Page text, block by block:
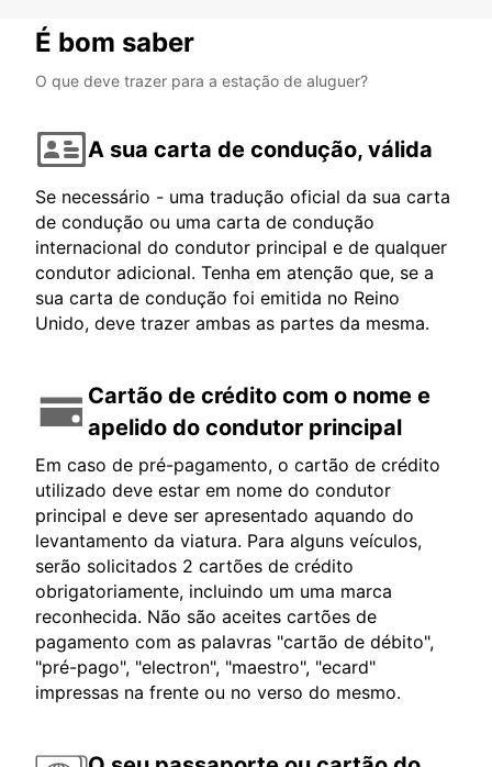
É bom saber
O que deve trazer para a estação de aluguer?
A sua carta de condução, válida
Se necessário - uma tradução oficial da sua carta
de condução ou uma carta de condução
internacional do condutor principal e de qualquer
condutor adicional. Tenha em atenção que, se a
sua carta de condução foi emitida no Reino
Unido, deve trazer ambas as partes da mesma.
Cartão de crédito com o nome e
apelido do condutor principal
Em caso de pré-pagamento, o cartão de crédito
utilizado deve estar em nome do condutor
principal e deve ser apresentado aquando do
levantamento da viatura. Para alguns veículos,
serão solicitados 2 cartões de crédito
obrigatoriamente, incluindo um uma marca
reconhecida. Não são aceites cartões de
pagamento com as palavras "cartão de débito",
"pré-pago", "electron", "maestro", "ecard"
impressas na frente ou no verso do mesmo.